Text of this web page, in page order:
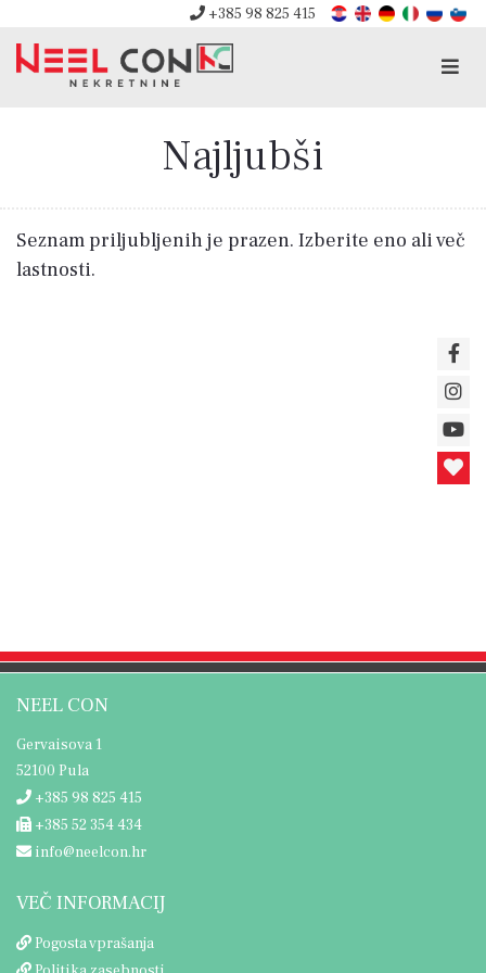
+385 98 825 415
Najljubši
Seznam priljubljenih je prazen. Izberite eno ali več
lastnosti.
NEEL CON
Gervaisova 1
52100 Pula
+385 98 825 415
+385 52 354 434
info@neelcon.hr
VEČ INFORMACIJ
Pogosta vprašanja